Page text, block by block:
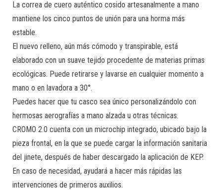
La correa de cuero auténtico cosido artesanalmente a mano
mantiene los cinco puntos de unión para una horma más
estable.
El nuevo relleno, aún más cómodo y transpirable, está
elaborado con un suave tejido procedente de materias primas
ecológicas. Puede retirarse y lavarse en cualquier momento a
mano o en lavadora a 30°.
Puedes hacer que tu casco sea único personalizándolo con
hermosas aerografías a mano alzada u otras técnicas.
CROMO 2.0 cuenta con un microchip integrado, ubicado bajo la
pieza frontal, en la que se puede cargar la información sanitaria
del jinete, después de haber descargado la aplicación de KEP.
En caso de necesidad, ayudará a hacer más rápidas las
intervenciones de primeros auxilios.